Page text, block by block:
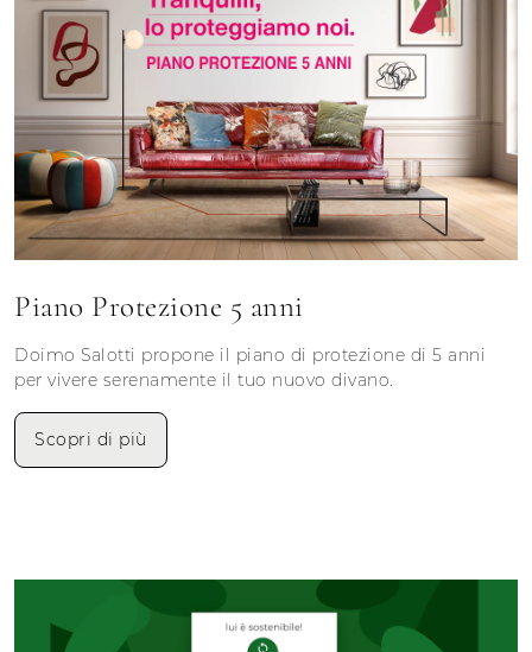
Piano Protezione 5 anni
Doimo Salotti propone il piano di protezione di 5 anni
per vivere serenamente il tuo nuovo divano.
Scopri di più